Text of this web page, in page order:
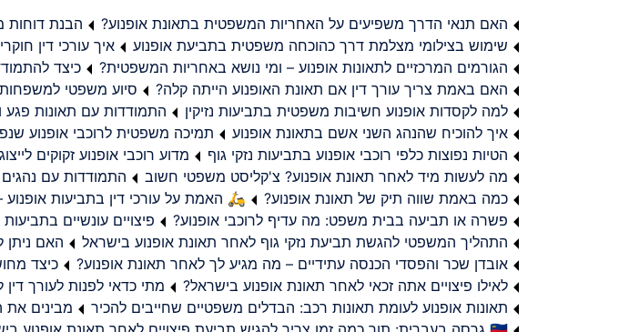
האם תנאי הדרך משפיעים על האחריות המשפטית בתאונת אופנוע?
הבנת דוחות
שימוש בצילומי מצלמת דרך כהוכחה משפטית בתביעת אופנוע
איך עורכי דין
הגורמים המרכזיים לתאונות אופנוע – ומי נושא באחריות המשפטית?
כיצד
האם באמת צריך עורך דין אם תאונת האופנוע הייתה קלה?
סיוע משפטי
למה לקסדות אופנוע חשיבות משפטית בתביעות נזיקין
התמודדות עם תאונות
איך להוכיח שהנהג השני אשם בתאונת אופנוע
תמיכה משפטית לרוכבי אופנוע
הטיות נפוצות כלפי רוכבי אופנוע בתביעות נזקי גוף
מדוע רוכבי אופנוע זקוקים
מה לעשות מיד לאחר תאונת אופנוע? צ'קליסט משפטי חשוב
התמודדות עם
כמה באמת שווה תיק של תאונת אופנוע?
🛵 האמת על עורכי דין בתביעות אופנוע
פשרה או תביעה בבית משפט: מה עדיף לרוכבי אופנוע?
פיצויים עונשיים
התהליך המשפטי להגשת תביעת נזקי גוף לאחר תאונת אופנוע בישראל
האם ניתן
אובדן שכר והפסדי הכנסה עתידיים – מה מגיע לך לאחר תאונת אופנוע?
כיצד
לאילו פיצויים אתה זכאי לאחר תאונת אופנוע בישראל?
מתי כדאי לפנות לעורך דין
תאונות אופנוע לעומת תאונות רכב: הבדלים משפטיים שחייבים להכיר
מבינים את